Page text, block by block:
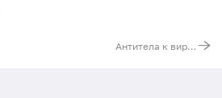
Антитела к вирусу краснухи (Rubella, IgG), количественно